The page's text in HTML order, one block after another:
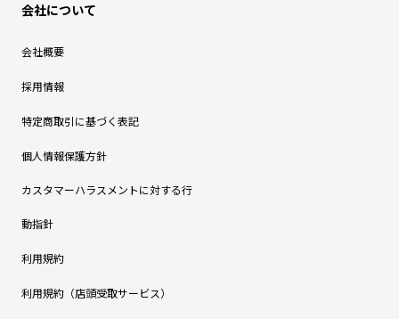
会社について
会社概要
採用情報
特定商取引に基づく表記
個人情報保護方針
カスタマーハラスメントに対する行
動指針
利用規約
利用規約（店頭受取サービス）